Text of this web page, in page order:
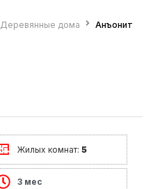
Деревянные дома Анъонит
Жилых комнат: 5
3 мес